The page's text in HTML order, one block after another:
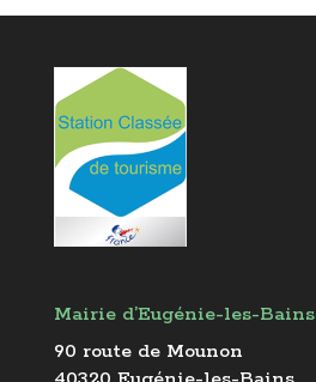
Mairie d’Eugénie-les-Bains
90 route de Mounon